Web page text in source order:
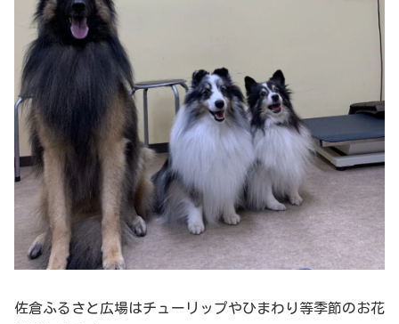
佐倉ふるさと広場はチューリップやひまわり等季節のお花